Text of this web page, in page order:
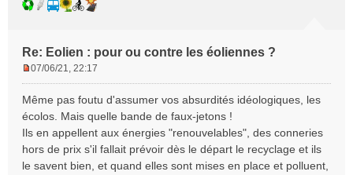
Re: Eolien : pour ou contre les éoliennes ?
s
s
a
g
e
07/06/21, 22:17
Même pas foutu d'assumer vos absurdités idéologiques, les
écolos. Mais quelle bande de faux-jetons !
Ils en appellent aux énergies "renouvelables", des conneries
hors de prix s'il fallait prévoir dès le départ le recyclage et ils
le savent bien, et quand elles sont mises en place et polluent,